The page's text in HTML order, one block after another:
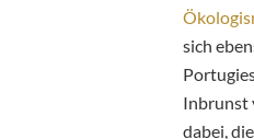
sich
Inbrunst
dabei,